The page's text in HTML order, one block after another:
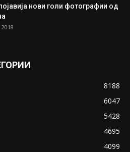
нови голи фотографии од
8188
6047
5428
4695
4099